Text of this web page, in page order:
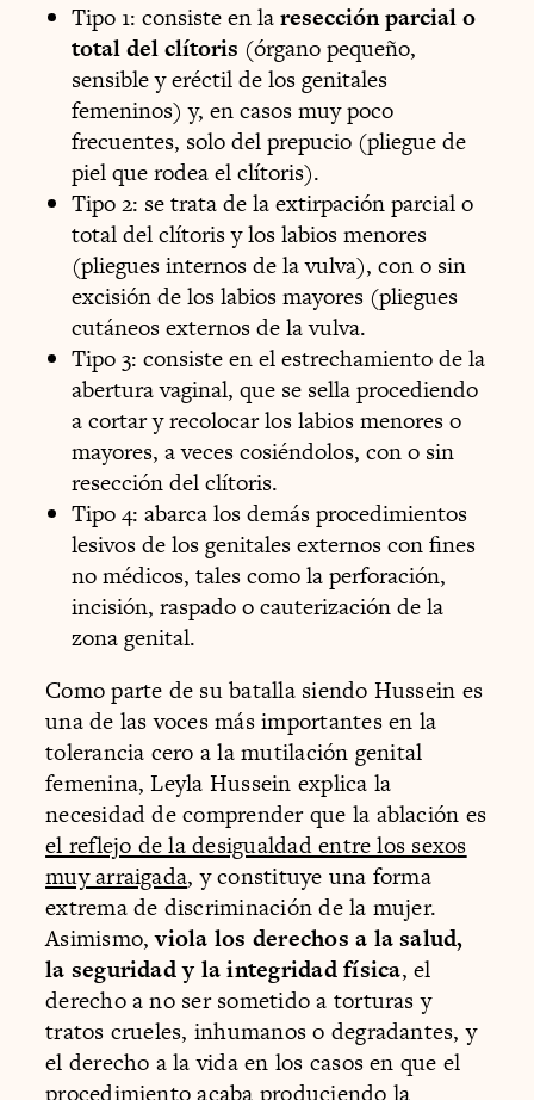
Tipo 1: consiste en laresección parcial o
total del clítoris (órgano pequeño,
sensible y eréctil de los genitales
femeninos) y, en casos muy poco
frecuentes, solo del prepucio (pliegue de
piel que rodea el clítoris).
Tipo 2: se trata de la extirpación parcial o
total del clítoris y los labios menores
(pliegues internos de la vulva), con o sin
excisión de los labios mayores (pliegues
cutáneos externos de la vulva.
Tipo 3: consiste en el estrechamiento de la
abertura vaginal, que se sella procediendo
a cortar y recolocar los labios menores o
mayores, a veces cosiéndolos, con o sin
resección del clítoris.
Tipo 4: abarca los demás procedimientos
lesivos de los genitales externos con fines
no médicos, tales como la perforación,
incisión, raspado o cauterización de la
zona genital.
Como parte de su batalla siendo Hussein es
una de las voces más importantes en la
tolerancia cero a la mutilación genital
femenina, Leyla Hussein explica la
necesidad de comprender que la ablación es
el reflejo de la desigualdad entre los sexos
muy arraigada, y constituye una forma
extrema de discriminación de la mujer.
Asimismo,viola los derechos a la salud,
la seguridad y la integridad física, el
derecho a no ser sometido a torturas y
tratos crueles, inhumanos o degradantes, y
el derecho a la vida en los casos en que el
procedimiento acaba produciendo la